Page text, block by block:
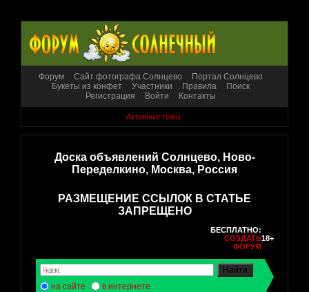
Форум Сайт фотографа Солнцево
Портал Солнцево
Букеты из конфет
Участники Правила
Поиск
Регистрация
Войти Контакты
Активные темы
Доска объявлений Солнцево, Ново-
Переделкино, Москва, Россия
РАЗМЕЩЕНИЕ ССЫЛОК В СТАТЬЕ
ЗАПРЕЩЕНО
БЕСПЛАТНО:
СОЗДАТЬ
ФОРУМ
18+
на сайте в интернете